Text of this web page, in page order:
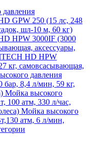
GPW 250 (15 лс, 248
шл-10 м, 60 кг)
HPW 3000IF (3000
аксессуары,
HD HPW
кг, самовсасывающая,
давления
8,4 л/мин, 59 кг,
Мойка высокого
100 атм, 330 л/час,
Мойка высокого
атм, 6 л/мин,